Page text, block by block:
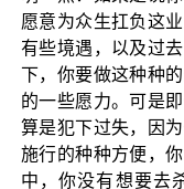
愿意为众生扛负这
有些境遇，以及过
下，你要做这种种
的一些愿力。可是
算是犯下过失，因
施行的种种方便，
中，你没有想要去